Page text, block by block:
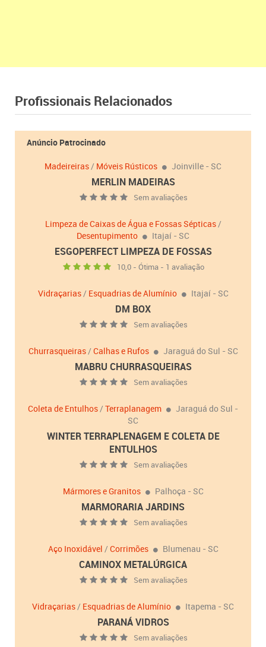
Profissionais Relacionados
Anúncio Patrocinado
Madeireiras/ Móveis Rústicos Joinville - SC
MERLIN MADEIRAS
Sem avaliações
Limpeza de Caixas de Água e Fossas Sépticas/
Desentupimento
Itajaí - SC
ESGOPERFECT LIMPEZA DE FOSSAS
10,0 - Ótima - 1 avaliação
Vidraçarias/ Esquadrias de Alumínio Itajaí - SC
DM BOX
Sem avaliações
Churrasqueiras/Calhas e Rufos Jaraguá do Sul - SC
MABRU CHURRASQUEIRAS
Sem avaliações
Coleta de Entulhos/Terraplanagem
Jaraguá do Sul -
SC
WINTER TERRAPLENAGEM E COLETA DE
ENTULHOS
Sem avaliações
Mármores e Granitos Palhoça - SC
MARMORARIA JARDINS
Sem avaliações
Aço Inoxidável /Corrimões Blumenau - SC
CAMINOX METALÚRGICA
Sem avaliações
Vidraçarias/ Esquadrias de Alumínio Itapema - SC
PARANÁ VIDROS
Sem avaliações